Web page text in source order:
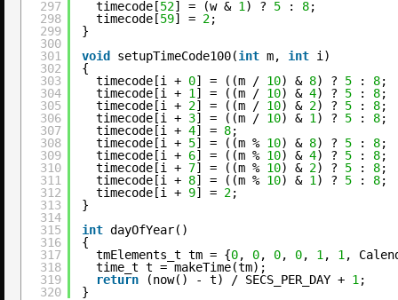
297
298
299
300
301
302
303
304
305
306
307
308
309
310
311
312
313
314
315
316
317
318
319
320
timecode[52] = (w & 1 ) ? 5 : 8;
timecode[59] = 2;
}
void
setupTimeCode100(int m, int i)
{
timecode[i + 0] = ((m / 10) & 8) ? 5 : 8;
timecode[i + 1 ] = ((m / 10) & 4) ? 5 : 8;
timecode[i + 2] = ((m / 10) & 2) ? 5 : 8;
timecode[i + 3] = ((m / 10) & 1 ) ? 5 : 8;
timecode[i + 4] = 8;
timecode[i + 5] = ((m % 10) & 8) ? 5 : 8;
timecode[i + 6] = ((m % 10) & 4) ? 5 : 8;
timecode[i + 7] = ((m % 10) & 2) ? 5 : 8;
timecode[i + 8] = ((m % 10) & 1 ) ? 5 : 8;
timecode[i + 9] = 2;
}
int dayOfYear()
{
tmElements_t tm = {0, 0, 0, 0, 1 , 1 ,
time_t t = makeTime(tm);
return
(now() - t) / SECS_PER_DAY + 1 ;
}